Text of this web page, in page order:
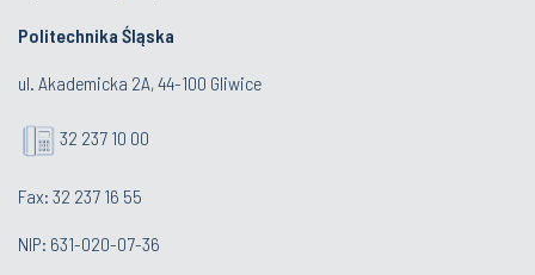
Politechnika Śląska
ul. Akademicka 2A, 44-100 Gliwice
32 237 10 00
Fax: 32 237 16 55
NIP: 631-020-07-36